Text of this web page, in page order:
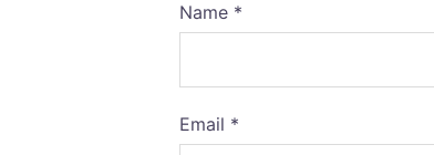
Name *
Email *